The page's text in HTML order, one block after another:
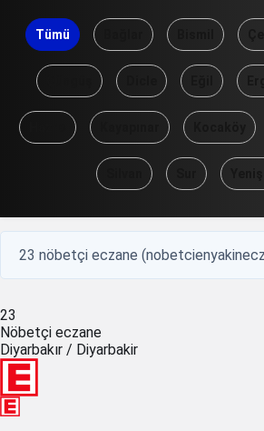
Tümü
23 nöbetçi eczane
23
Nöbetçi eczane
Diyarbakır / Diyarbakir